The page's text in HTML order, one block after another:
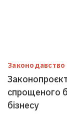
Законодавство
спрощеного
бізнесу